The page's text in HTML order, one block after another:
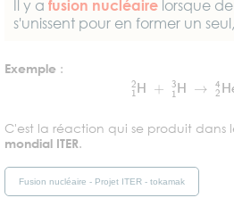
Il y a fusion nucléaire lorsque
s'unissent pour en former un
Exemple :
12 1 3 → 2 4
C'est la réaction qui se produit dans
mondial ITER.
Fusion nucléaire - Projet ITER - tokamak